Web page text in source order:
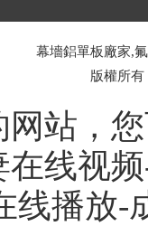
幕墻鋁單板廠家,
版權所
站，
线视
线播放